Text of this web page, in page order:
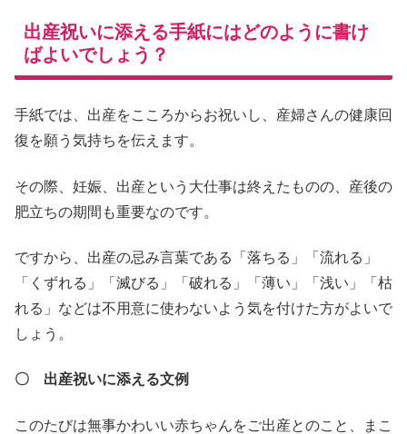
出産祝いに添える手紙にはどのように書け
ばよいでしょう？
手紙では、出産をこころからお祝いし、産婦さんの健康回
復を願う気持ちを伝えます。
その際、妊娠、出産という大仕事は終えたものの、産後の
肥立ちの期間も重要なのです。
ですから、出産の忌み言葉である「落ちる」「流れる」
「くずれる」「滅びる」「破れる」「薄い」「浅い」「枯
れる」などは不用意に使わないよう気を付けた方がよいで
しょう。
〇 出産祝いに添える文例
このたびは無事かわいい赤ちゃんをご出産とのこと、まこ